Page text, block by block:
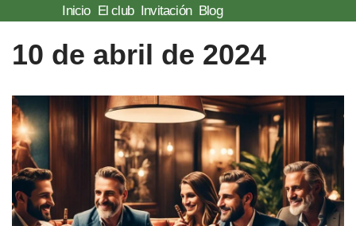
Saltar
al
Inicio El club Invitación Blog
10 de abril de 2024